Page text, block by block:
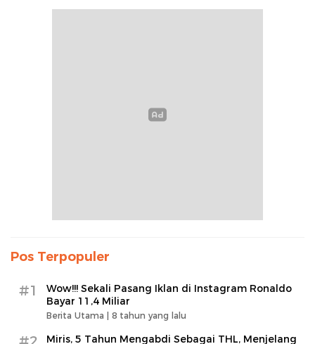
Pos Terpopuler
#1
Wow!!! Sekali Pasang Iklan di Instagram Ronaldo
Bayar 11,4 Miliar
Berita Utama | 8 tahun yang lalu
Miris, 5 Tahun Mengabdi Sebagai THL, Menjelang